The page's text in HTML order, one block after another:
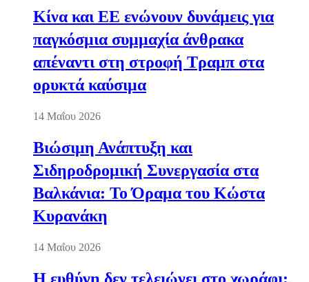
Κίνα και ΕΕ ενώνουν δυνάμεις για
παγκόσμια συμμαχία άνθρακα
απέναντι στη στροφή Τραμπ στα
ορυκτά καύσιμα
14 Μαΐου 2026
Βιώσιμη Ανάπτυξη και
Σιδηροδρομική Συνεργασία στα
Βαλκάνια: Το Όραμα του Κώστα
Κυρανάκη
14 Μαΐου 2026